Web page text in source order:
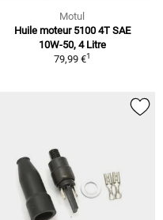
Motul
Huile moteur 5100 4T SAE
10W-50, 4 Litre
79,99 €1